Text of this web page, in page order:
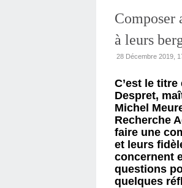
Composer
à leurs
28 Décembre 2019,
C’est le
Despret,
Michel
Recherche
faire une
et leurs
concernent
questions
quelques